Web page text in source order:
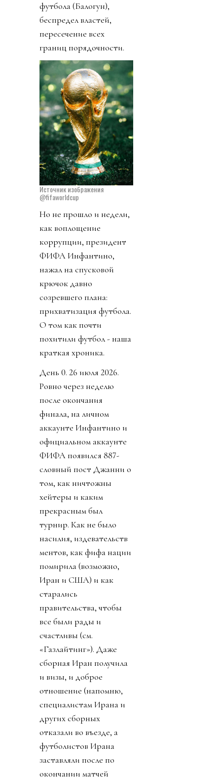
футбола (Балогун),
беспредел властей,
пересечение всех
границ порядочности.
Источник изображения
@fifaworldcup
Но не прошло и недели,
как воплощение
коррупции, президент
ФИФА Инфантино,
нажал на спусковой
крючок давно
созревшего плана:
прихватизация футбола.
О том как почти
похитили футбол - наша
краткая хроника.
День 0. 26 июля 2026.
Ровно через неделю
после окончания
финала, на личном
аккаунте Инфантино и
официальном аккаунте
ФИФА появился 887-
словный пост Джанни о
том, как ничтожны
хейтеры и каким
прекрасным был
турнир. Как не было
насилия, издевательств
ментов, как фифа нации
помирила (возможно,
Иран и США) и как
старались
правительства, чтобы
все были рады и
счастливы (см.
«Газлайтинг»). Даже
сборная Иран получила
и визы, и доброе
отношение (напомню,
специалистам Ирана и
других сборных
отказали во въезде, а
футболистов Ирана
заставляли после по
окончании матчей